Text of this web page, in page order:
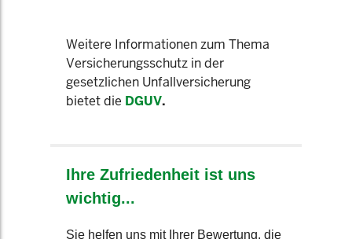
Weitere Informationen zum Thema
Versicherungsschutz in der
gesetzlichen Unfallversicherung
bietet die DGUV.